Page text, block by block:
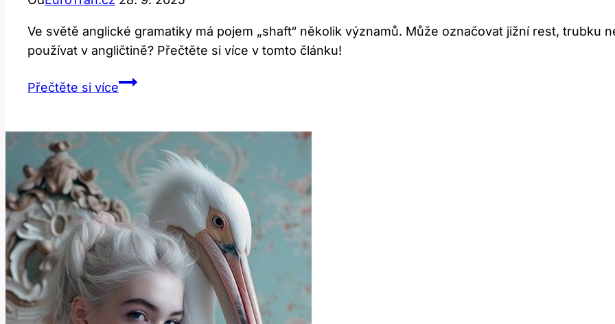
Ve světě anglické gramatiky má pojem „shaft“ několik významů. Může označovat jižní rest, trubku
používat v angličtině? Přečtěte si více v tomto článku!
Přečtěte si víceShaft:
Znamená
a
Jak
Ho
Používat
v
Angličtině?